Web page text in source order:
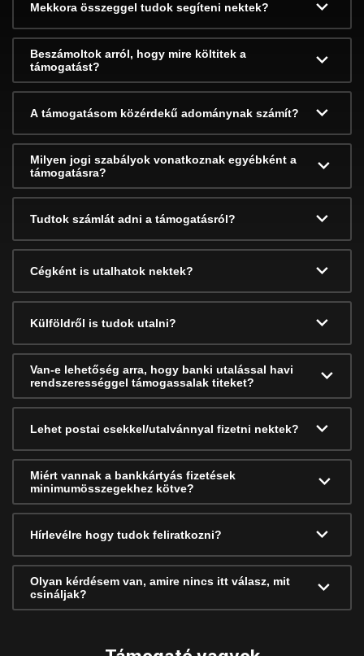
Mekkora összeggel tudok segíteni nektek?
Beszámoltok arról, hogy mire költitek a
támogatást?
A támogatásom közérdekű adománynak számít?
Milyen jogi szabályok vonatkoznak egyébként a
támogatásra?
Tudtok számlát adni a támogatásról?
Cégként is utalhatok nektek?
Külföldről is tudok utalni?
Van-e lehetőség arra, hogy banki utalással havi
rendszerességgel támogassalak titeket?
Lehet postai csekkel/utalvánnyal fizetni nektek?
Miért vannak a bankkártyás fizetések
minimumösszegekhez kötve?
Hírlevélre hogy tudok feliratkozni?
Olyan kérdésem van, amire nincs itt válasz, mit
csináljak?